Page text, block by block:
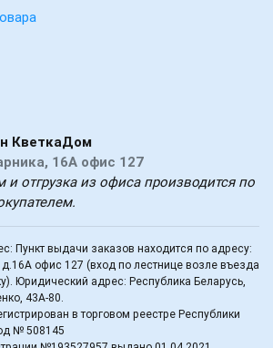
КветкаДом
16А офис 127
и отгрузка из офиса производится по
Пункт выдачи заказов находится по адресу:
офис 127 (вход по лестнице возле въезда
Юридический адрес: Республика Беларусь,
43А-80.
в торговом реестре Республики
№ 508145